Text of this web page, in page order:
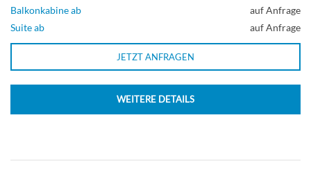
Balkonkabine ab
auf Anfrage
Suite ab
auf Anfrage
JETZT ANFRAGEN
WEITERE DETAILS